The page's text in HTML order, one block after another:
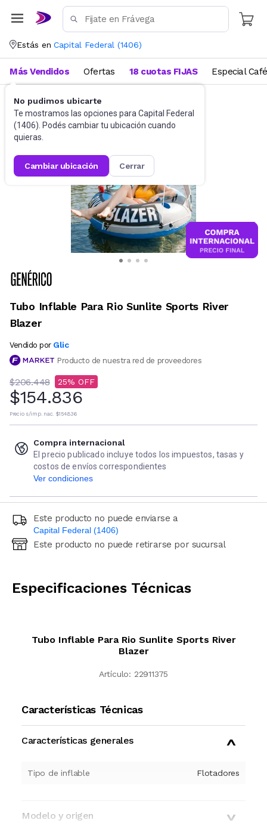
Estás en Capital Federal (1406)
No pudimos ubicarte
Te mostramos las opciones para Capital Federal
(1406). Podés cambiar tu ubicación cuando
quieras.
cambiar ubicación cerrar
Más Vendidos Ofertas 18 cuotas FIJAS Especial Café
Piletas y piscinas Inflables
Tubo Inflable Para Rio Sunlite Sports River
Blazer
Vendido por Glic
Producto de nuestra red de proveedores
$206.448 25
$154.836
Precio s/imp. nac. $154.836
Compra internacional
El precio publicado incluye todos los impuestos, tasas y
costos de envíos correspondientes
Ver condiciones
Este producto no puede enviarse a
Capital Federal (1406)
Ingresá código postal (sólo números)
Este producto no puede retirarse por sucursal
Especificaciones Técnicas
Tubo Inflable Para Rio Sunlite Sports River
Blazer
Artículo: 22911375
Características Técnicas
Características generales
Tipo de inflable Flotadores
Modelo y origen